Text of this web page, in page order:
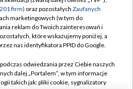
prywatności
Moje zgody
Pomoc
Kontakt
firm) oraz pozostałych Zaufanych
marketingowych (w tym do
reklam do Twoich zainteresowań i
które wskazujemy poniżej, a
nas identyfikatora PPID do Google.
odwiedzania przez Ciebie naszych
dalej „Portalem”, w tym informacje
takich jak: pliki cookie, sygnalizatory